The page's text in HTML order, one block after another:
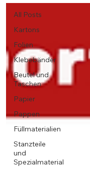
All Posts
Kartons
Folien
Klebebänder
Beutel und
Taschen
Papier
Pappen
Füllmaterialien
Stanzteile
und
Spezialmaterial